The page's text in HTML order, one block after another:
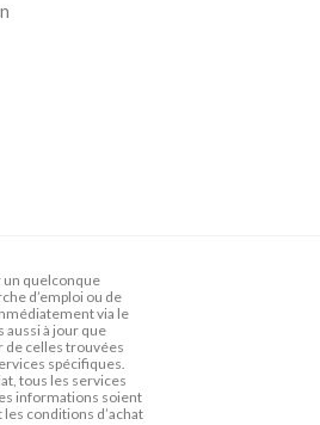
un quelconque
d’emploi ou de
via le
à jour que
de celles trouvées
spécifiques.
tous les services
informations soient
conditions d’achat